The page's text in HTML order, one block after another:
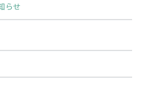
らせ